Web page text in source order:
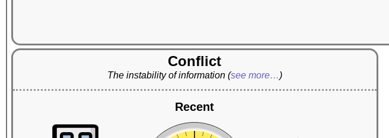
Conflict
The instability of information (see more…)
Recent